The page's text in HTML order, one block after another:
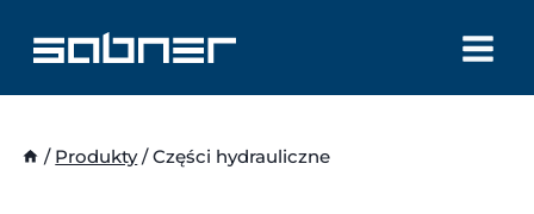
treści
/ Produkty / Części hydrauliczne